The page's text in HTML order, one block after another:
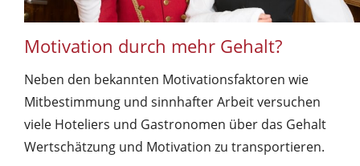
Motivation durch mehr Gehalt?
Neben den bekannten Motivationsfaktoren wie
Mitbestimmung und sinnhafter Arbeit versuchen
viele Hoteliers und Gastronomen über das Gehalt
Wertschätzung und Motivation zu transportieren.